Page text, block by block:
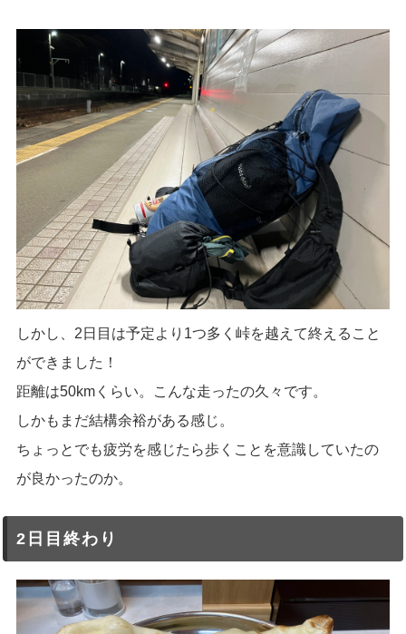
しかし、2日目は予定より1つ多く峠を越えて終えること
ができました！
距離は50kmくらい。こんな走ったの久々です。
しかもまだ結構余裕がある感じ。
ちょっとでも疲労を感じたら歩くことを意識していたの
が良かったのか。
2日目終わり